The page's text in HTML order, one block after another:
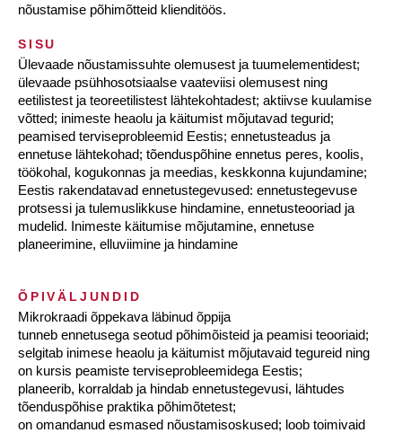
nõustamise põhimõtteid klienditöös.
SISU
Ülevaade nõustamissuhte olemusest ja tuumelementidest;
ülevaade psühhosotsiaalse vaateviisi olemusest ning
eetilistest ja teoreetilistest lähtekohtadest; aktiivse kuulamise
võtted; inimeste heaolu ja käitumist mõjutavad tegurid;
peamised terviseprobleemid Eestis; ennetusteadus ja
ennetuse lähtekohad; tõenduspõhine ennetus peres, koolis,
töökohal, kogukonnas ja meedias, keskkonna kujundamine;
Eestis rakendatavad ennetustegevused: ennetustegevuse
protsessi ja tulemuslikkuse hindamine, ennetusteooriad ja
mudelid. Inimeste käitumise mõjutamine, ennetuse
planeerimine, elluviimine ja hindamine
ÕPIVÄLJUNDID
Mikrokraadi õppekava läbinud õppija
tunneb ennetusega seotud põhimõisteid ja peamisi teooriaid;
selgitab inimese heaolu ja käitumist mõjutavaid tegureid ning
on kursis peamiste terviseprobleemidega Eestis;
planeerib, korraldab ja hindab ennetustegevusi, lähtudes
tõenduspõhise praktika põhimõtetest;
on omandanud esmased nõustamisoskused; loob toimivaid